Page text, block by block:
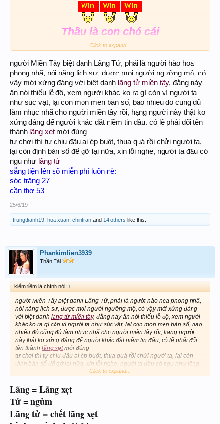
Thầu là con chó cái
Ghép 23 - 32 - 51
Vào bờ 035.884.8884
Click to expand...
người Miền Tây biệt danh Lãng Tử, phải là người hào hoa
phong nhã, nói năng lịch sự, được mọi người ngưỡng mộ, có
vậy mới xứng đáng với biệt danh lãng tử miền tây, đằng này
ăn nói thiếu lễ độ, xem người khác ko ra gì còn ví người ta
như súc vật, lại còn mon men bán số, bao nhiêu đó cũng đủ
làm nhục nhã cho người miền tây rồi, hạng người này thật ko
xứng đáng để người khác đặt niềm tin đâu, có lẽ phải đổi tên
thành lãng xẹt mới đúng
tự chơi thì tự chịu đâu ai ép buột, thua quá rồi chửi người ta,
lại còn định bán số để gỡ lại nữa, xin lỗi nghe, người ta đâu có
ngu như lãng tử
sẵng tiện lên số miễn phí luôn nè:
sóc trăng 27
cần thơ 53
25/6/19
trungthanh19 hoa xuan chintran and 14 others like this.
Phankimlien3939
Thần Tài
kiếm tiềm là chính nói: ↑
người Miền Tây biệt danh Lãng Tử, phải là người hào hoa phong nhã,
nói năng lịch sự, được mọi người ngưỡng mộ, có vậy mới xứng đáng
với biệt danh lãng tử miền tây, đằng này ăn nói thiếu lễ độ, xem người
khác ko ra gì còn ví người ta như súc vật, lại còn mon men bán số, bao
nhiêu đó cũng đủ làm nhục nhã cho người miền tây rồi, hạng người
này thật ko xứng đáng để người khác đặt niềm tin đâu, có lẽ phải đổi
tên thành lãng xẹtmới đúng
tự chơi thì tự chịu đâu ai ép buột, thua quá rồi chửi người ta, lại còn
định bán số để gỡ lại nữa, xin lỗi nghe, người ta đâu có ngu như lãng
sóc trăng 27
cần thơ 53
Click to expand...
Lãng = Lãng xẹt
Tử = ngủm
Lãng tử = chết lãng xẹt